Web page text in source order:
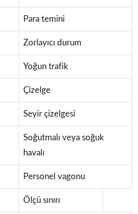
Para temini
Zorlayıcı durum
Yoğun trafik
Çizelge
Seyir çizelgesi
Soğutmalı veya soğuk
havalı
Personel vagonu
Ölçü sınırı